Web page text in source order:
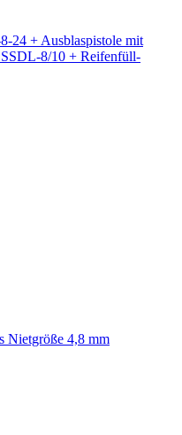
24 + Ausblaspistole mit
8/10 + Reifenfüll-
Nietgröße 4,8 mm